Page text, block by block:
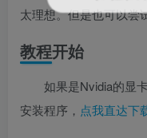
太理想。但是也可以尝
教程开始
如果是Nvidia的显
安装程序， 点我直达下